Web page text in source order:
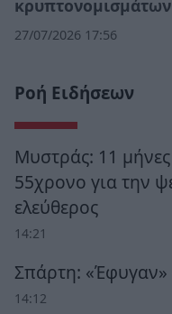
27/07/2026 17:56
Ροή Ειδήσεων
Μυστράς: 11
55χρονο για την
ελεύθερος
14:21
Σπάρτη:
14:12